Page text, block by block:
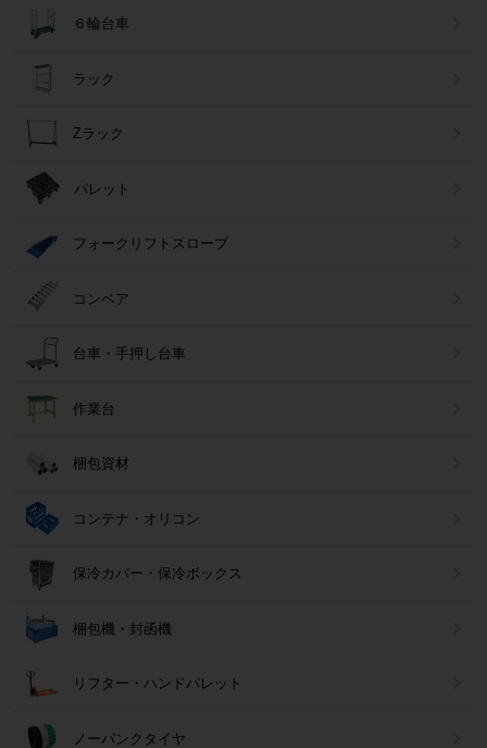
６輪台車
ラック
Zラック
パレット
フォークリフトスロープ
コンベア
台車・手押し台車
作業台
梱包資材
コンテナ・オリコン
保冷カバー・保冷ボックス
梱包機・封函機
リフター・ハンドパレット
ノーパンクタイヤ